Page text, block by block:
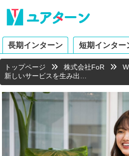
長期インターン 短期インター
トップページ 株式会社FoR
新しいサービスを生み出…